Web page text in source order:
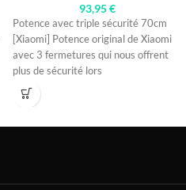
93,95€
Potence avec triple sécurité 70cm
[Xiaomi] Potence original de Xiaomi
avec 3 fermetures qui nous offrent
plus de sécurité lors